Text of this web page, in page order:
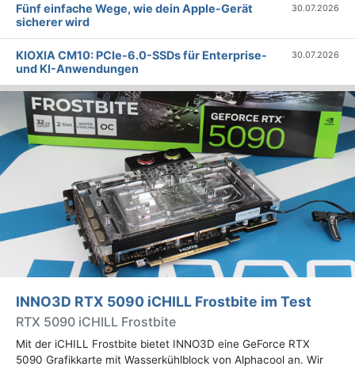
Fünf einfache Wege, wie dein Apple-Gerät
sicherer wird
30.07.2026
KIOXIA CM10: PCIe-6.0-SSDs für Enterprise-
und KI-Anwendungen
30.07.2026
INNO3D RTX 5090 iCHILL Frostbite im Test
RTX 5090 iCHILL Frostbite
Mit der iCHILL Frostbite bietet INNO3D eine GeForce RTX
5090 Grafikkarte mit Wasserkühlblock von Alphacool an. Wir